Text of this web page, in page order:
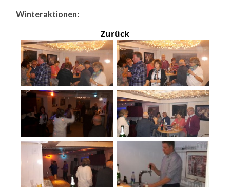
Winteraktionen:
Zurück